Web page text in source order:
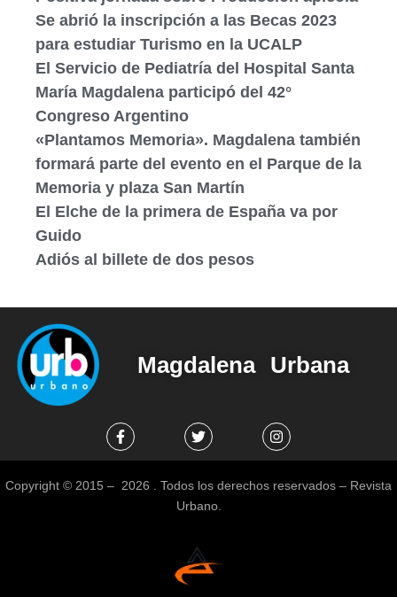
Se abrió la inscripción a las Becas 2023
para estudiar Turismo en la UCALP
El Servicio de Pediatría del Hospital Santa
María Magdalena participó del 42°
Congreso Argentino
«Plantamos Memoria». Magdalena también
formará parte del evento en el Parque de la
Memoria y plaza San Martín
El Elche de la primera de España va por
Guido
Adiós al billete de dos pesos
Magdalena Urbana
Copyright © 2015 – 2026 . Todos los derechos reservados – Revista
Urbano.